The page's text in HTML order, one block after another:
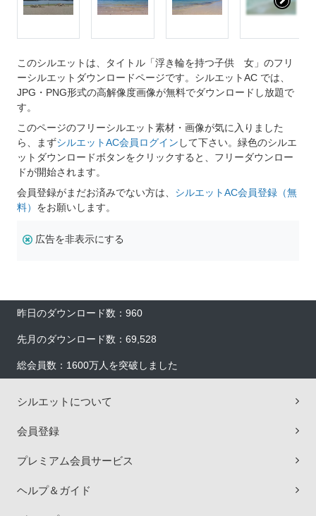
このシルエットは、タイトル「浮き輪を持つ子供 女」のフリ
ーシルエットダウンロードページです。シルエットAC では、
JPG・PNG形式の高解像度画像が無料でダウンロードし放題で
す。
このページのフリーシルエット素材・画像が気に入りました
ら、まずシルエットAC会員ログイン して下さい。緑色のシルエ
ットダウンロードボタンをクリックすると、フリーダウンロー
ドが開始されます。
会員登録がまだお済みでない方は、 シルエットAC会員登録（無
料） をお願いします。
広告を非表示にする
昨日のダウンロード数：960
先月のダウンロード数：69,528
総会員数：1600万人を突破しました
シルエットについて
会員登録
プレミアム会員サービス
ヘルプ＆ガイド